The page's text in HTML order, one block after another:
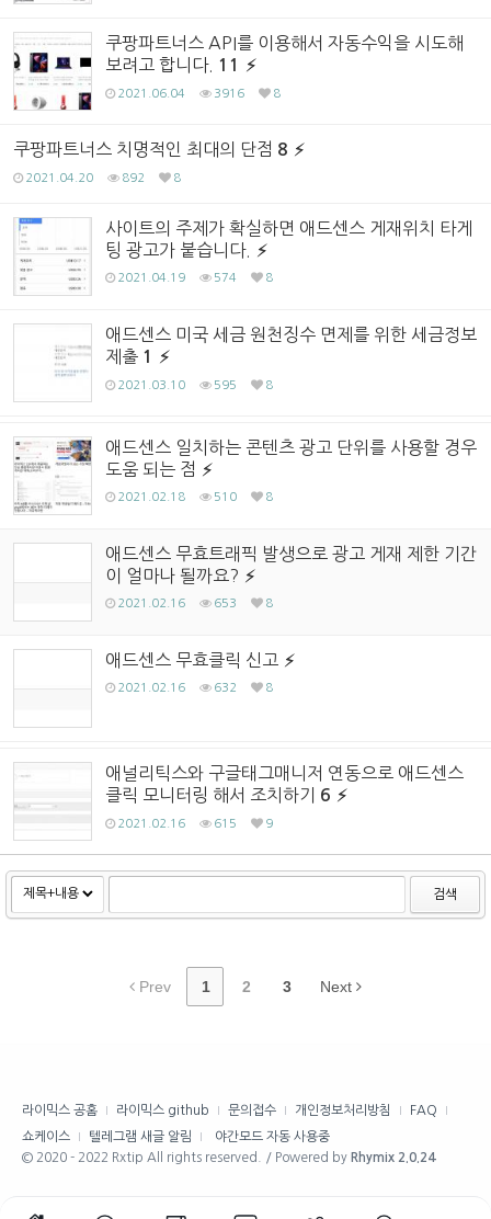
쿠팡파트너스 API를 이용해서 자동수익을 시도해
보려고 합니다. 11
2021.06.04 3916 8
쿠팡파트너스 치명적인 최대의 단점 8
2021.04.20 892 8
사이트의 주제가 확실하면 애드센스 게재위치 타게
팅 광고가 붙습니다.
2021.04.19 574 8
애드센스 미국 세금 원천징수 면제를 위한 세금정보
제출 1
2021.03.10 595 8
애드센스 일치하는 콘텐츠 광고 단위를 사용할 경우
도움 되는 점
2021.02.18 510 8
애드센스 무효트래픽 발생으로 광고 게재 제한 기간
이 얼마나 될까요?
2021.02.16 653 8
애드센스 무효클릭 신고
2021.02.16 632 8
애널리틱스와 구글태그매니저 연동으로 애드센스
클릭 모니터링 해서 조치하기
6
2021.02.16 615 9
검색
Prev 1 2 3 Next
라이믹스 공홈 라이믹스 github 문의접수 개인정보처리방침
FAQ
쇼케이스
텔레그램 새글 알림
야간모드 자동 사용중
© 2020 - 2022 Rxtip All rights reserved. / Powered by Rhymix 2.0.24